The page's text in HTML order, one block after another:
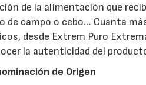
de la alimentación que
de campo o cebo… Cuanta
desde Extrem Puro
la autenticidad del
de Origen